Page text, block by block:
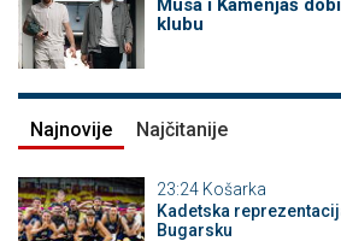
Musa i Kamenjaš
klubu
Najnovije Najčitanije
23:24 Košarka
Kadetska
Bugarsku